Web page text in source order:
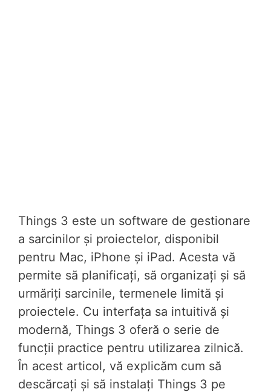
Things 3 este un software de gestionare
a sarcinilor și proiectelor, disponibil
pentru Mac, iPhone și iPad. Acesta vă
permite să planificați, să organizați și să
urmăriți sarcinile, termenele limită și
proiectele. Cu interfața sa intuitivă și
modernă, Things 3 oferă o serie de
funcții practice pentru utilizarea zilnică.
În acest articol, vă explicăm cum să
descărcați și să instalați Things 3 pe